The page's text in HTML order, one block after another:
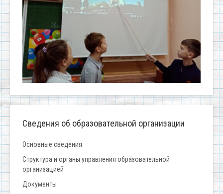
Сведения об образовательной организации
Основные сведения
Структура и органы управления образовательной
организацией
Документы